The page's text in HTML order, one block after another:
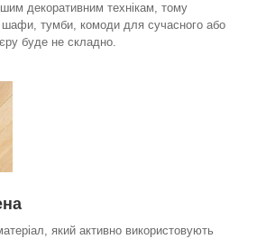
декоративним технікам, тому
шафи, тумби, комоди для сучасного або
буде не складно.
який активно використовують